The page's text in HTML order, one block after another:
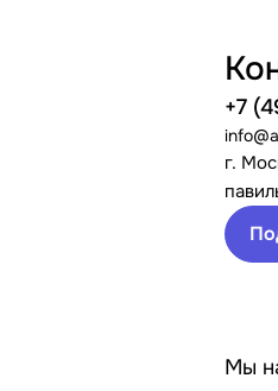
+7
г.
Мы